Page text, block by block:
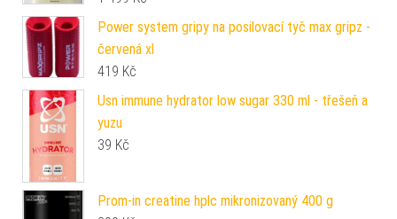
Power system gripy na posilovací tyč max gripz -
červená xl
419 Kč
Usn immune hydrator low sugar 330 ml - třešeň a
yuzu
39 Kč
Prom-in creatine hplc mikronizovaný 400 g